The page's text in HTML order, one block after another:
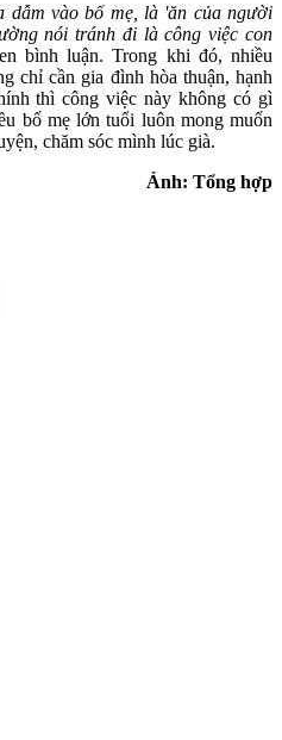
dẫm vào bố mẹ, là 'ăn của người
nói tránh đi là công việc con
bình luận. Trong khi đó, nhiều
chỉ cần gia đình hòa thuận, hạnh
thì công việc này không có gì
bố mẹ lớn tuổi luôn mong muốn
chăm sóc mình lúc già.
Ảnh: Tổng hợp